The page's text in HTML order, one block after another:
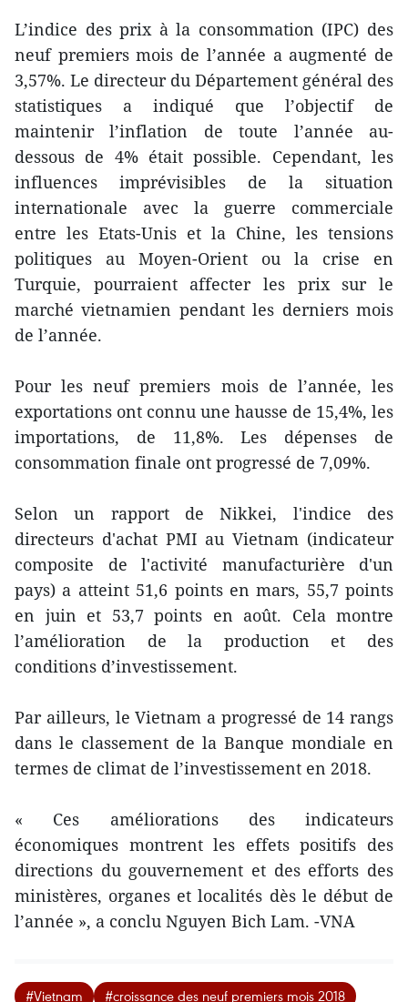
L’indice des prix à la consommation (IPC) des
neuf premiers mois de l’année a augmenté de
3,57%. Le directeur du Département général des
statistiques a indiqué que l’objectif de
maintenir l’inflation de toute l’année au-
dessous de 4% était possible. Cependant, les
influences imprévisibles de la situation
internationale avec la guerre commerciale
entre les Etats-Unis et la Chine, les tensions
politiques au Moyen-Orient ou la crise en
Turquie, pourraient affecter les prix sur le
marché vietnamien pendant les derniers mois
de l’année.
Pour les neuf premiers mois de l’année, les
exportations ont connu une hausse de 15,4%, les
importations, de 11,8%. Les dépenses de
consommation finale ont progressé de 7,09%.
Selon un rapport de Nikkei, l'indice des
directeurs d'achat PMI au Vietnam (indicateur
composite de l'activité manufacturière d'un
pays) a atteint 51,6 points en mars, 55,7 points
en juin et 53,7 points en août. Cela montre
l’amélioration de la production et des
conditions d’investissement.
Par ailleurs, le Vietnam a progressé de 14 rangs
dans le classement de la Banque mondiale en
termes de climat de l’investissement en 2018.
« Ces améliorations des indicateurs
économiques montrent les effets positifs des
directions du gouvernement et des efforts des
ministères, organes et localités dès le début de
l’année », a conclu Nguyen Bich Lam. -VNA
#Vietnam #croissance des neuf premiers mois 2018